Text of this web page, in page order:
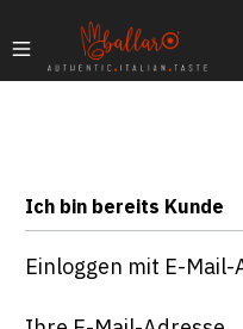
Ich bin bereits Kunde
Einloggen mit E-